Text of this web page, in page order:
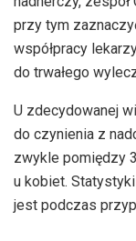
przy tym
współpracy
do trwałego
U zdecydowanej
do czynienia z
zwykle pomiędzy
u kobiet.
jest podczas